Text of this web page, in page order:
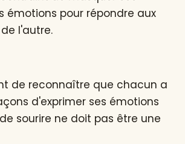
émotions pour répondre aux
l'autre.
de reconnaître que chacun a
d'exprimer ses émotions
sourire ne doit pas être une